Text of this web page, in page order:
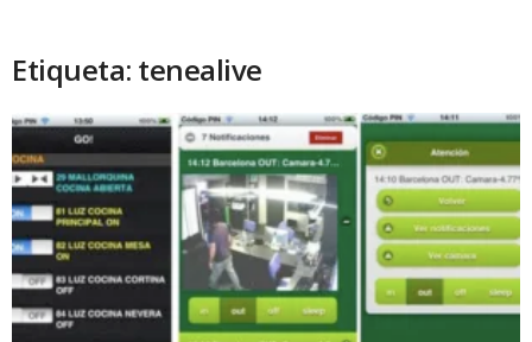
Etiqueta: tenealive